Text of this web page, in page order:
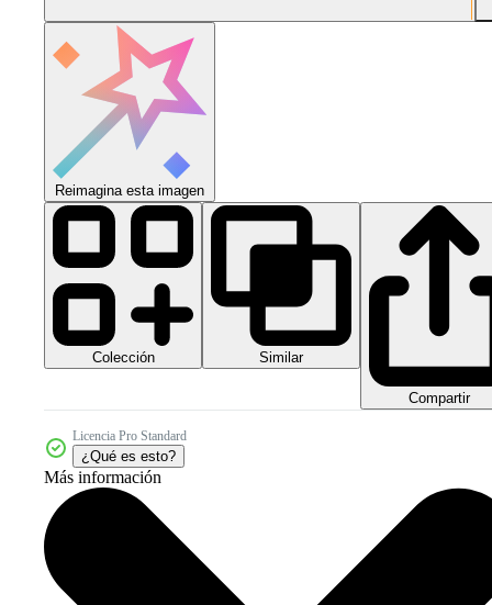
Reimagina esta imagen
Colección Similar
Compartir
Licencia Pro Standard
¿Qué es esto?
Más información